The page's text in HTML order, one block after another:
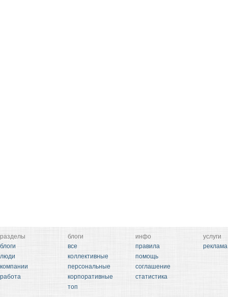
разделы
блоги
люди
компании
работа
блоги
все
коллективные
персональные
корпоративные
топ
инфо
правила
помощь
соглашение
статистика
услуги
реклама